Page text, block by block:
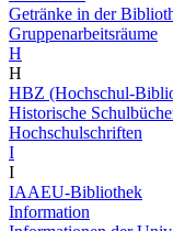
Getränke in der
Gruppenarbeitsräume
H
H
HBZ (Hochschul-
Historische
Hochschulschriften
I
I
IAAEU-Bibliothek
Information